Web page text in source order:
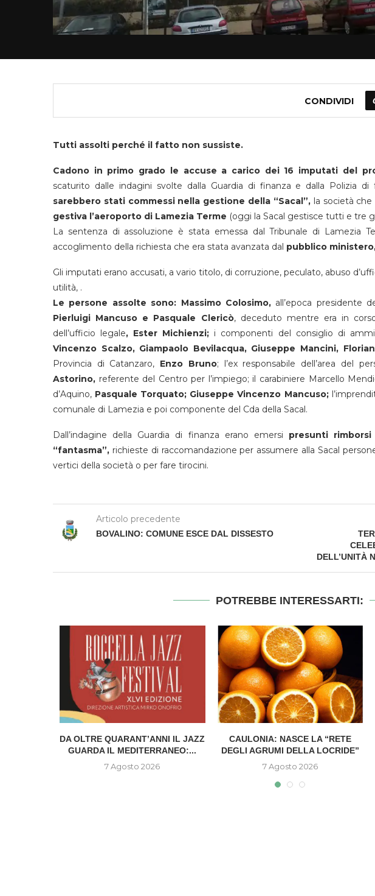
CONDIVIDI
Tutti assolti perché il fatto non sussiste.
Cadono in primo grado le accuse a carico dei 16 imputati del
scaturito dalle indagini svolte dalla Guardia di finanza e dalla Polizia di
sarebbero stati commessi nella gestione della “Sacal”,la società che
gestiva l’aeroporto di Lamezia Terme (oggi la Sacal gestisce tutti e tre
La sentenza di assoluzione è stata emessa dal Tribunale di Lamezia
accoglimento della richiesta che era stata avanzata dal pubblico
Gli imputati erano accusati, a vario titolo, di corruzione, peculato, abuso
utilità, .
Le persone assolte sono: Massimo Colosimo,all’epoca presidente
Pierluigi Mancuso e Pasquale Clericò, deceduto mentre era in
dell’ufficio legale, Ester Michienzi; i componenti del consiglio di
Vincenzo Scalzo, Giampaolo Bevilacqua, Giuseppe Mancini,
Provincia di Catanzaro, Enzo Bruno; l’ex responsabile dell’area del
Astorino, referente del Centro per l’impiego; il carabiniere Marcello
d’Aquino, Pasquale Torquato; Giuseppe Vincenzo Mancuso;
comunale di Lamezia e poi componente del Cda della Sacal.
Dall’indagine della Guardia di finanza erano emersi presunti
“fantasma”, richieste di raccomandazione per assumere alla Sacal
vertici della società o per fare tirocini.
Articolo precedente
BOVALINO: COMUNE ESCE DAL DISSESTO
DELL’UNITÀ
POTREBBE INTERESSARTI:
DA OLTRE QUARANT’ANNI IL JAZZ
GUARDA IL MEDITERRANEO:...
7 Agosto 2026
CAULONIA: NASCE LA “RETE
DEGLI AGRUMI DELLA LOCRIDE”
7 Agosto 2026